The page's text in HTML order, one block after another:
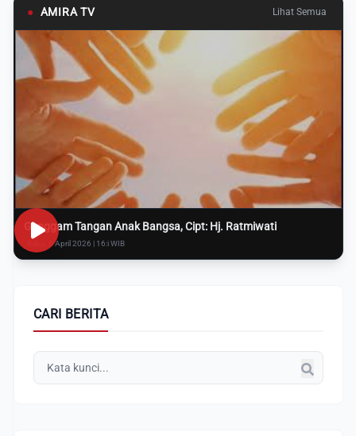
● AMIRA TV Lihat Semua
Genggam Tangan Anak Bangsa, Cipt: Hj. Ratmiwati
Rabu, 8 April 2026 | 16:i WIB
CARI BERITA